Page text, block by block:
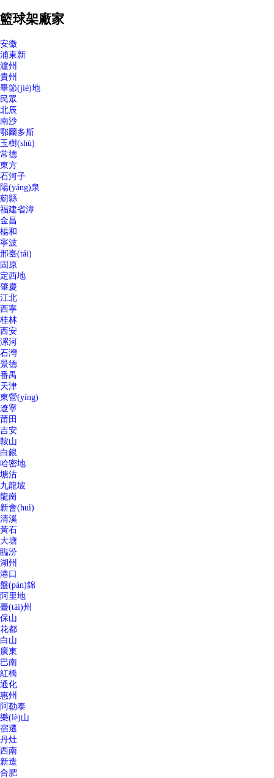
籃球架廠家
安徽
浦東新
瀘州
貴州
畢節(jié)地
民眾
北辰
南沙
鄂爾多斯
玉樹(shù)
常德
東方
石河子
陽(yáng)泉
薊縣
福建省漳
金昌
楊和
寧波
邢臺(tái)
固原
定西地
肇慶
江北
西寧
桂林
西安
漯河
石灣
景德
番禺
天津
東營(yíng)
遼寧
莆田
吉安
鞍山
白銀
哈密地
塘沽
九龍坡
龍崗
新會(huì)
清溪
黃石
大塘
臨汾
湖州
港口
盤(pán)錦
阿里地
臺(tái)州
保山
花都
白山
廣東
巴南
紅橋
通化
惠州
阿勒泰
樂(lè)山
宿遷
丹灶
西南
新造
合肥